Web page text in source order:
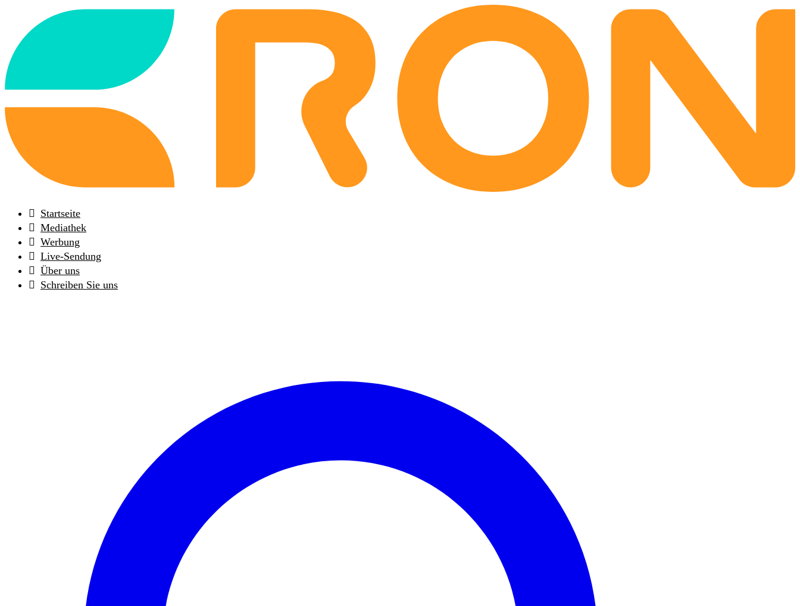
frontpage
Startseite
Mediathek
Werbung
Live-Sendung
Über uns
Schreiben Sie uns